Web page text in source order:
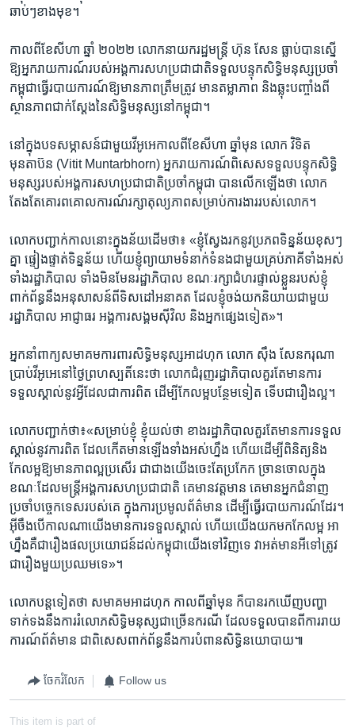
ឆាប់ៗ​ខាង​មុខ។
កាល​ពី​ខែ​សីហា ឆ្នាំ ​២០២២ លោក​នាយក​រដ្ឋមន្ត្រី ​ហ៊ុន សែន ធ្លាប់​បាន​ស្នើ​
ឱ្យអ្នក​រាយ​ការណ៍​របស់​អង្គការ​សហ​ប្រជា​ជាតិ​ទទួល​បន្ទុក​សិទ្ធិ​មនុស្ស​ប្រចាំ​
កម្ពុ​ជា​ធ្វើ​របាយការណ៍​ឱ្យ​មាន​ភាព​ត្រឹមត្រូវ មាន​តម្លាភាព​ និង​ឆ្លុះ​បញ្ចាំង​ពី​
ស្ថាន​ភាព​ជាក់​ស្តែង​នៃ​សិទ្ធិ​មនុស្ស​នៅ​កម្ពុជា។
នៅ​ក្នុង​បទសម្ភាសន៍​ជាមួយ​វីអូអេ​កាល​ពី​ខែ​សីហា ឆ្នាំ​មុន លោក វិទិត
មុនតាប៊ន (Vitit Muntarbhorn) អ្នករាយការណ៍​ពិសេស​ទទួល​បន្ទុក​សិទ្ធិ
មនុស្ស​របស់​អង្គការ​សហប្រជាជាតិ​ប្រចាំ​កម្ពុជា បាន​លើក​ឡើង​ថា ​លោក​
តែង​តែ​គោរព​គោល​ការណ៍​រក្សា​តុល្យភាព​សម្រាប់​ការងារ​របស់​លោក។
លោក​បញ្ជាក់​កាល​នោះ​ក្នុង​ន័យ​ដើម​ថា៖ «ខ្ញុំ​ស្វែង​រក​នូវ​ប្រភព​ទិន្នន័យ​ខុសៗ​
គ្នា ផ្ទៀងផ្ទាត់​ទិន្នន័យ​ ហើយ​ខ្ញុំ​ព្យាយាម​ទំនាក់​ទំនង​ជាមួយ​គ្រប់​ភាគី​ទាំង​អស់
ទាំង​រដ្ឋាភិបាល ទាំង​មិន​មែន​រដ្ឋាភិបាល​ ខណៈ​រក្សាជំហរ​ផ្ទាល់ខ្លួន​របស់ខ្ញុំ​
ពាក់​ព័ន្ធ​នឹង​អនុសាសន៍​ពី​ទិសដៅ​អនាគត​ ដែល​ខ្ញុំចង់​យក​និយាយ​ជាមួយ​
រដ្ឋាភិបាល​ អាជ្ញាធរ ​អង្គកា​រសង្គម​ស៊ីវិល ​និង​អ្នក​ផ្សេង​ទៀត»។
អ្នកនាំ​ពាក្យ​សមាគម​ការពារ​សិទ្ធិ​មនុស្ស​អាដហុក​ លោក ស៊ឹង សែន​ករុណា
ប្រាប់​វីអូអេ​នៅ​ថ្ងៃ​ព្រហស្បតិ៍​នេះ​ថា​ លោក​ជំរុញ​រដ្ឋាភិបាល​គួរ​តែ​មាន​ការ​
ទទួល​ស្គាល់​នូវ​អ្វី​ដែល​ជា​ការ​ពិត ដើម្បី​កែ​លម្អ​បន្ថែម​ទៀត ទើប​ជា​រឿង​ល្អ។
លោក​បញ្ជាក់​ថា​៖«សម្រាប់​ខ្ញុំ​ ខ្ញុំ​យល់​ថា​ ខាង​រដ្ឋាភិបាល​គួរ​តែ​មាន​ការ​ទទួល​
ស្គាល់​នូវ​ការពិត​ ដែល​កើត​មាន​ឡើង​ទាំង​អស់​ហ្នឹង​ ហើយ​ដើម្បី​ពិនិត្យ​និង​
កែលម្អ​ឱ្យ​មាន​ភាព​ល្អ​ប្រសើរ​ ជា​ជាង​យើង​ចេះ​តែ​ប្រកែក ច្រាន​ចោល​ក្នុង​
ខណៈ​ដែល​មន្រ្តី​អង្គការ​សហប្រជាជាតិ​ គេ​មាន​វត្តមាន​ គេ​មាន​អ្នក​ជំនាញ​
ប្រចាំ​បច្ចេកទេស​របស់​គេ​ ក្នុង​ការប្រមូល​ព័ត៌មាន ​ដើម្បី​ធ្វើ​របាយ​ការណ៍​ដែរ។
អ៊ីចឹង​បើ​កាល​ណា​យើង​មានការ​ទទួល​ស្គាល់ ហើយ​យើង​យក​មក​កែលម្អ​ អា
ហ្នឹង​គឺ​ជា​រឿង​ផល​ប្រយោជន៍​ដល់​កម្ពុជា​យើង​ទៅ​វិញ​ទេ​ វា​អត់​មាន​អី​ទៅ​ត្រូវ
ជា​រឿង​មួយ​ប្រឈម​ទេ»។
លោក​បន្ត​ទៀត​ថា​ សមាគម​អាដហុក​ កាល​ពី​ឆ្នាំ​មុន ក៏​បាន​រក​ឃើញ​បញ្ហា​
ទាក់ទង​នឹង​ការ​រំលោភ​សិទ្ធិ​មនុស្ស​ជា​ច្រើន​ករណី ដែល​ទទួល​បាន​ពី​ការរាយ​
ការណ៍​ព័ត៌មាន ជា​ពិសេស​ពាក់ព័ន្ធ​នឹង​ការ​បំពានសិទ្ធិ​នយោបាយ៕
ចែករំលែក Follow us
This item is part of